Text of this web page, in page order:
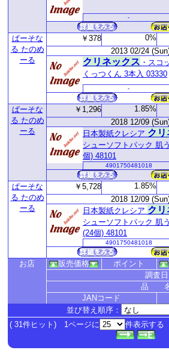
-
ぱーそな
る たのめ
ーる
￥378 0%
2013 02/24
クリネックス ・スコ
くっつくん 3本入 03330
-
ぱーそな
る たのめ
ーる
￥1,296 1.85%
2018 12/09
日本製紙クレシア クリ
シューソフトパック 肌
個) 48101
4901750481018
ぱーそな
る たのめ
ーる
￥5,728 1.85%
2018 12/09
日本製紙クレシア クリ
シューソフトパック 肌
(24個) 48101
4901750481018
お店 販売価格 ポイント
調査日
品
JANコード
並び替え順序：
( 31件ヒット) 1ページに
件表示す